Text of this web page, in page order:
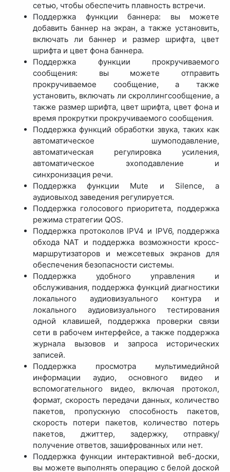
сетью, чтобы обеспечить плавность встречи.
Поддержка функции баннера: вы можете
добавить баннер на экран, а также установить,
включать ли баннер и размер шрифта, цвет
шрифта и цвет фона баннера.
Поддержка функции прокручиваемого
сообщения: вы можете отправить
прокручиваемое сообщение, а также
установить, включать ли скроллингсообщение, а
также размер шрифта, цвет шрифта, цвет фона и
время прокрутки прокручиваемого сообщения.
Поддержка функций обработки звука, таких как
автоматическое шумоподавление,
автоматическая регулировка усиления,
автоматическое эхоподавление и
синхронизация речи.
Поддержка функции Mute и Silence, а
аудиовыход заведения регулируется.
Поддержка голосового приоритета, поддержка
режима стратегии QOS.
Поддержка протоколов IPV4 и IPV6, поддержка
обхода NAT и поддержка возможности кросс-
маршрутизаторов и межсетевых экранов для
обеспечения безопасности системы.
Поддержка удобного управления и
обслуживания, поддержка функций диагностики
локального аудиовизуального контура и
локального аудиовизуального тестирования
одной клавишей, поддержка проверки связи
сети в рабочем интерфейсе, а также поддержка
журнала вызовов и запроса исторических
записей.
Поддержка просмотра мультимедийной
информации аудио, основного видео и
вспомогательного видео, включая протокол,
формат, скорость передачи данных, количество
пакетов, пропускную способность пакетов,
скорость потери пакетов, количество потерь
пакетов, джиттер, задержку, отправку/
получение ответов, зашифрованных или нет.
Поддержка функции интерактивной веб-доски,
вы можете выполнять операцию с белой доской